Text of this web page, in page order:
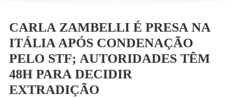
CARLA ZAMBELLI É PRESA NA
ITÁLIA APÓS CONDENAÇÃO
PELO STF; AUTORIDADES TÊM
48H PARA DECIDIR
EXTRADIÇÃO